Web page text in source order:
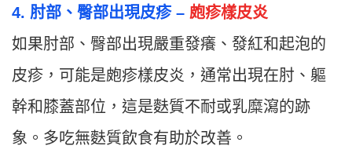
4. 肘部、臀部出現皮疹 – 皰疹樣皮炎
如果肘部、臀部出現嚴重發癢、發紅和起泡的
皮疹，可能是皰疹樣皮炎，通常出現在肘、軀
幹和膝蓋部位，這是麩質不耐或乳糜瀉的跡
象。多吃無麩質飲食有助於改善。